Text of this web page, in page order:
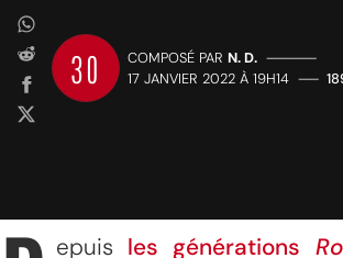
30 COMPOSÉ PAR N. D. —————
17 JANVIER 2022 À 19H14 ——
epuis les générations